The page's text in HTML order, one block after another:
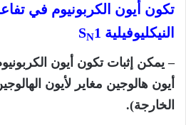
تكون أيون الكربونيوم في
النيكليوفيلية S
N1
– يمكن إثبات تكون أيون
أيون هالوجين مغاير لأيون
الخارجة).